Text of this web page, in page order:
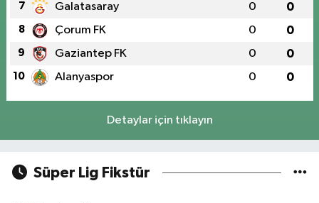
7 Galatasaray 0 0
8 Çorum FK 0 0
9 Gaziantep FK 0 0
10 Alanyaspor 0 0
Detaylar için tıklayın
Süper Lig Fikstür